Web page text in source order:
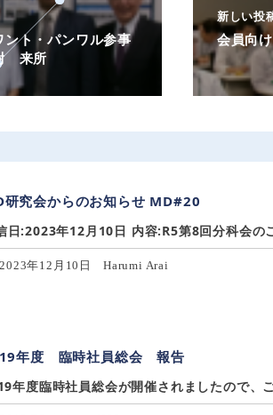
ト・パンワル参事
来所
新しい投
会員向
研究会からのお知らせ MD#20
日:2023年12月10日 内容:R5第8回分科会の
2023年12月10日 Harumi Arai
年度 臨時社員総会 報告
年度臨時社員総会が開催されましたので、